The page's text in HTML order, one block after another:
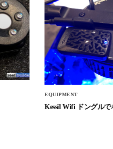
EQUIPMENT
Kessil Wifi ドングル